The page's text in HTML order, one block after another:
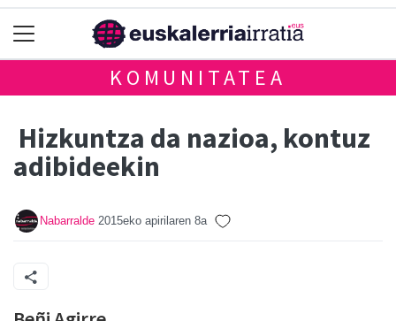
KOMUNITATEA
Hizkuntza da nazioa, kontuz
adibideekin
Nabarralde 2015eko apirilaren 8a